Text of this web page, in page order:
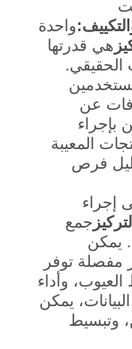
واحدة
هي قدرتها
الحقيقي.
عن
بإجراء
المعيبة
فرص
إجراء
جمع
يمكن
مفصلة توفر
وأداء
يمكن
وتبسيط